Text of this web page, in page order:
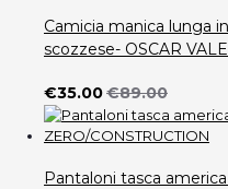
Camicia manica lunga
scozzese- OSCAR
€35.00€89.00
Pantaloni tasca